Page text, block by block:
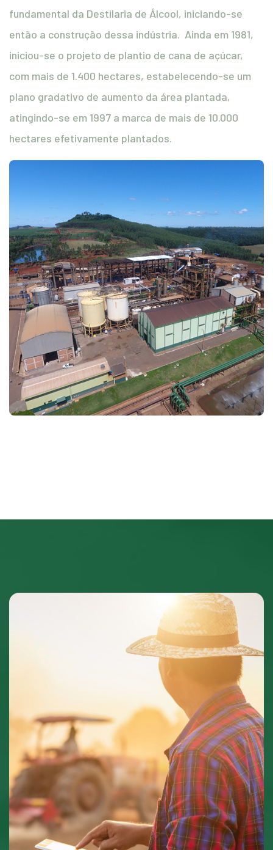
fundamental da Destilaria de Álcool, iniciando-se
então a construção dessa indústria. Ainda em 1981,
iniciou-se o projeto de plantio de cana de açúcar,
com mais de 1.400 hectares, estabelecendo-se um
plano gradativo de aumento da área plantada,
atingindo-se em 1997 a marca de mais de 10.000
hectares efetivamente plantados.